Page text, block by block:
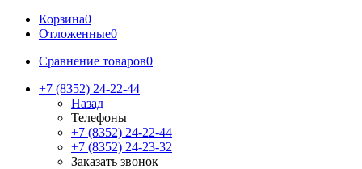
Корзина0
Отложенные0
Сравнение товаров0
+7 (8352) 24-22-44
Назад
Телефоны
+7 (8352) 24-22-44
+7 (8352) 24-23-32
Заказать звонок